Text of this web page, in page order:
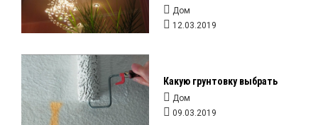
Дом
12.03.2019
Какую грунтовку выбрать
Дом
09.03.2019